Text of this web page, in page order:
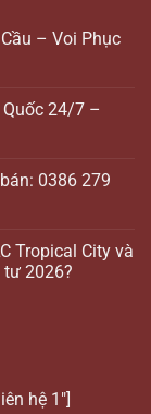
– Voi Phục
24/7 –
0386 279
Tropical City và
tư 2026?
hệ 1"]